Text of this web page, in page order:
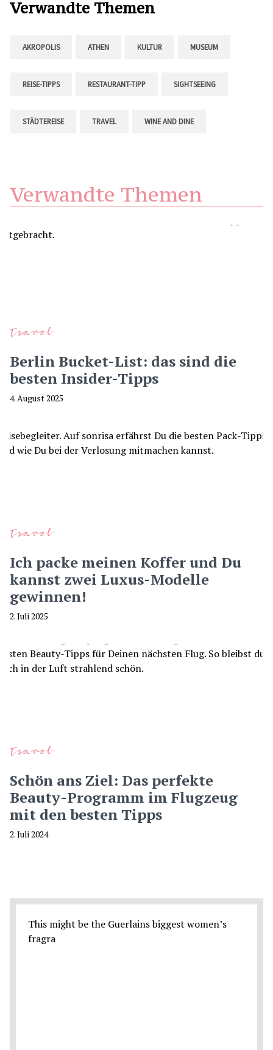
Verwandte Themen
AKROPOLIS ATHEN KULTUR MUSEUM
REISE-TIPPS RESTAURANT-TIPP SIGHTSEEING
STÄDTEREISE TRAVEL WINE AND DINE
Verwandte Themen
Travel
Berlin Bucket-List: das sind die
besten Insider-Tipps
4. August 2025
Travel
Ich packe meinen Koffer und Du
kannst zwei Luxus-Modelle
gewinnen!
2. Juli 2025
Travel
Schön ans Ziel: Das perfekte
Beauty-Programm im Flugzeug
mit den besten Tipps
2. Juli 2024
This might be the Guerlains biggest women’s
fragra